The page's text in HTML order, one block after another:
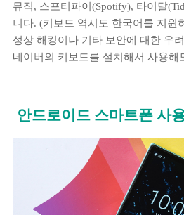
뮤직, 스포티파이(Spotify), 타이달
니다. (키보드 역시도 한국어를 지원
성상 해킹이나 기타 보안에 대한 우
네이버의 키보드를 설치해서 사용해
안드로이드 스마트폰 사